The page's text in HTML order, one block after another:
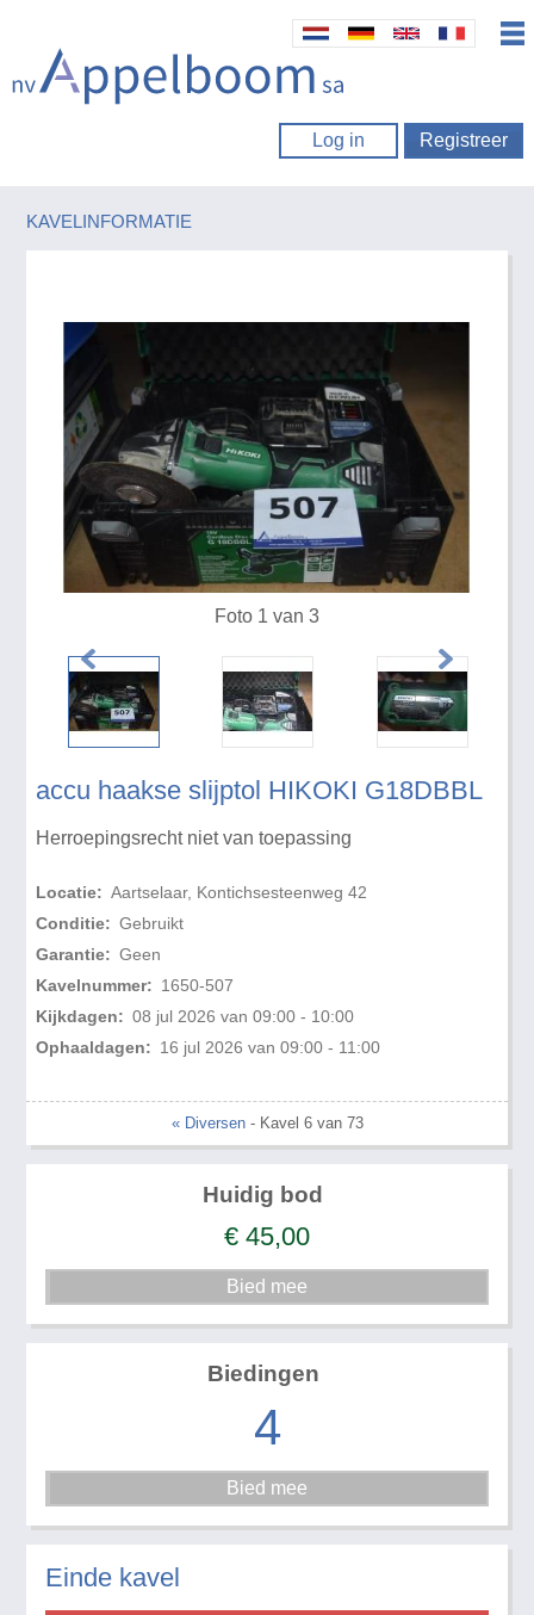
Log in Registreer
KAVELINFORMATIE
accu haakse slijptol HIKOKI G18DBBL
Herroepingsrecht niet van toepassing
Locatie: Aartselaar, Kontichsesteenweg 42
Conditie: Gebruikt
Garantie: Geen
Kavelnummer: 1650-507
Kijkdagen: 08 jul 2026 van 09:00 - 10:00
Ophaaldagen: 16 jul 2026 van 09:00 - 11:00
Foto 1 van 3
« Diversen- Kavel 6 van 73
Huidig bod
€ 45,00
Biedingen
4
Einde kavel